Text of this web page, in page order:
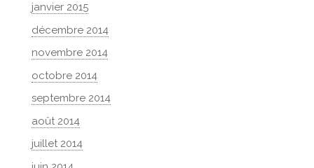
janvier 2015
décembre 2014
novembre 2014
octobre 2014
septembre 2014
août 2014
juillet 2014